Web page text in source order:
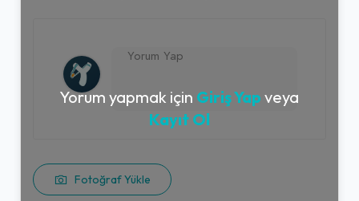
Fotoğraf Yükle
Yorum yapmak için Giriş Yap veya
Kayıt Ol